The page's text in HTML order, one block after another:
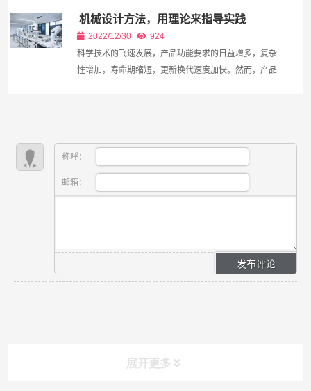
在面对日益增长的适应性需求时已显乏力。本文创新性
地将...
机械设计方法，用理论来指导实践
2022/12/30
924
科学技术的飞速发展，产品功能要求的日益增多，复杂
性增加，寿命期缩短，更新换代速度加快。然而，产品
称呼：
邮箱：
展开更多